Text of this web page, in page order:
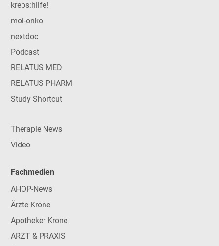
krebs:hilfe!
mol-onko
nextdoc
Podcast
RELATUS MED
RELATUS PHARM
Study Shortcut
Therapie News
Video
Fachmedien
AHOP-News
Ärzte Krone
Apotheker Krone
ARZT & PRAXIS